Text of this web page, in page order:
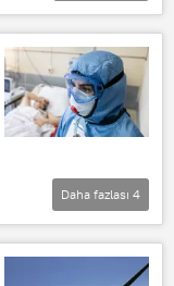
Daha fazlası 4